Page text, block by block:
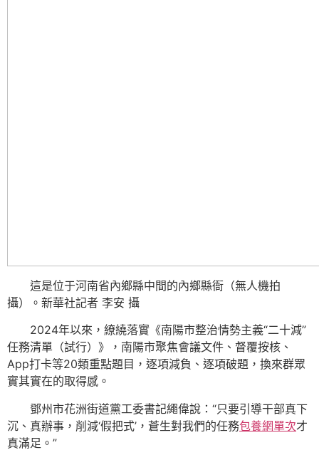
這是位于河南省內鄉縣中間的內鄉縣衙（無人機拍
攝）。新華社記者 李安 攝
2024年以來，繚繞落實《南陽市整治情勢主義“二十減”
任務清單（試行）》，南陽市聚焦會議文件、督覆按核、
App打卡等20類重點題目，逐項減負、逐項破題，換來群眾
實其實在的取得感。
鄧州市花洲街道黨工委書記繩偉說：“只要引導干部真下
沉、真辦事，削減‘假把式’，蒼生對我們的任務包養網單次才
真滿足。”